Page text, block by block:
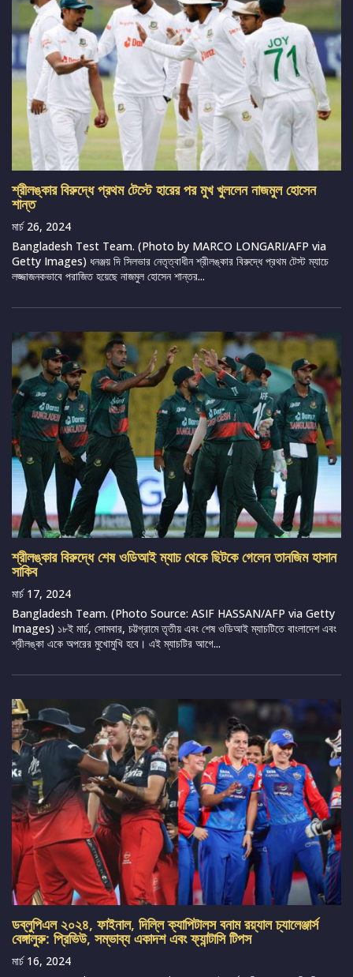
শ্রীলঙ্কার বিরুদ্ধে প্রথম টেস্টে হারের পর মুখ খুললেন নাজমুল হোসেন
শান্ত
মার্চ 26, 2024
Bangladesh Test Team. (Photo by MARCO LONGARI/AFP via
Getty Images) ধনঞ্জয় দি সিলভার নেতৃত্বাধীন শ্রীলঙ্কার বিরুদ্ধে প্রথম টেস্ট ম্যাচে
লজ্জাজনকভাবে পরাজিত হয়েছে নাজমুল হোসেন শান্তর...
শ্রীলঙ্কার বিরুদ্ধে শেষ ওডিআই ম্যাচ থেকে ছিটকে গেলেন তানজিম হাসান
সাকিব
মার্চ 17, 2024
Bangladesh Team. (Photo Source: ASIF HASSAN/AFP via Getty
Images) ১৮ই মার্চ, সোমবার, চট্টগ্রামে তৃতীয় এবং শেষ ওডিআই ম্যাচটিতে বাংলাদেশ এবং
শ্রীলঙ্কা একে অপরের মুখোমুখি হবে। এই ম্যাচটির আগে...
ডব্লুপিএল ২০২৪, ফাইনাল, দিল্লি ক্যাপিটালস বনাম রয়্যাল চ্যালেঞ্জার্স
বেঙ্গালুরু: প্রিভিউ, সম্ভাব্য একাদশ এবং ফ্যান্টাসি টিপস
মার্চ 16, 2024